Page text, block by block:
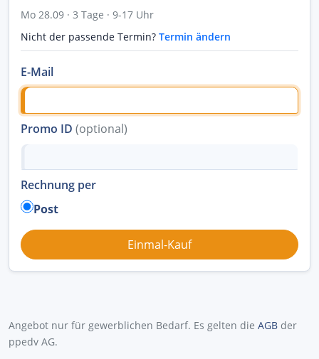
Mo 28.09 · 3 Tage · 9-17 Uhr
Nicht der passende Termin? Termin ändern
E-Mail
Promo ID (optional)
Rechnung per
Post
Angebot nur für gewerblichen Bedarf. Es gelten die AGB der
ppedv AG.